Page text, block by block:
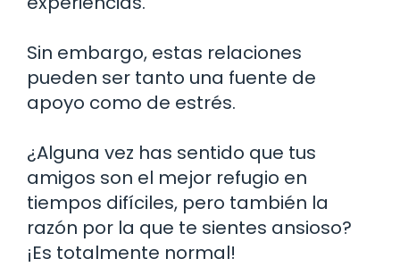
Sin embargo, estas relaciones
pueden ser tanto una fuente de
apoyo como de estrés.
¿Alguna vez has sentido que tus
amigos son el mejor refugio en
tiempos difíciles, pero también la
razón por la que te sientes ansioso?
¡Es totalmente normal!